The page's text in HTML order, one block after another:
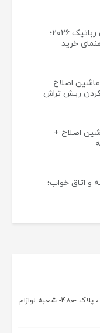
بهترین جاروبرقی‌های رباتیک ۲۰۲۶؛
خرید
اصلاح
ریش تراش
اصلاح +
و اتاق خواب؛
شهر کرج، خیابان شهید صدوقی (ساسانی) ، پلاک -۴۸۰- شعبه لوازام